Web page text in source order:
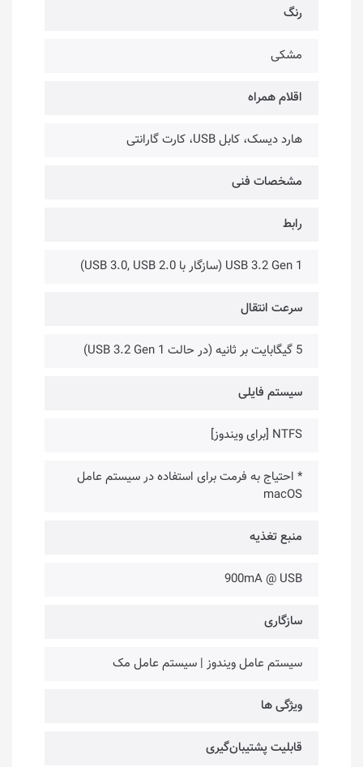
رنگ
مشکی
اقلام همراه
هارد دیسک، کابل USB، کارت گارانتی
مشخصات فنی
رابط
USB 3.2 Gen 1 (سازگار با USB 3.0, USB 2.0)
سرعت انتقال
5 گیگابایت بر ثانیه (در حالت USB 3.2 Gen 1)
سیستم فایلی
NTFS [برای ویندوز]
* احتیاج به فرمت برای استفاده در سیستم عامل
macOS
منبع تغذیه
900mA @ USB
سازگاری
سیستم عامل ویندوز | سیستم عامل مک
ویژگی ها
قابلیت پشتیبان‌گیری